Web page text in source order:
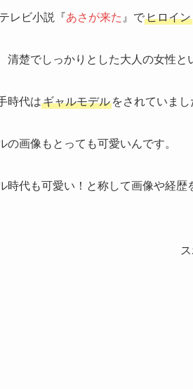
レビ小説『あさが来た 』でヒロイン
清楚でしっかりとした大人の女性と
時代はギャルモデル をされていまし
の画像もとっても可愛いんです。
時代も可愛い！と称して画像や経歴